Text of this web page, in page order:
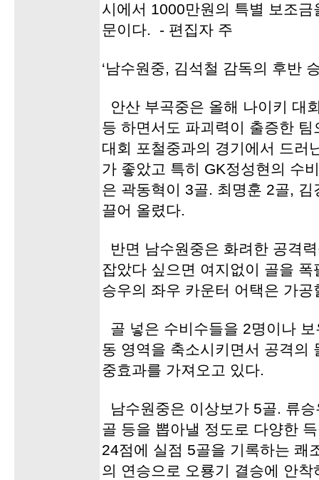
시에서 1000만원의 특별 보조
문이다. - 편집자 주
‘남수원중, 김석철 감독의 후반
안산 부곡중은 올해 나이키 대
등 하면서도 파괴력이 출증한
대회 포철중과의 경기에서 드러
가 좋았고 특히 GK정성현의 수
은 곽동혁이 3골. 최명훈 2골,
끌어 올렸다.
반면 남수원중은 화려한 공격
잡았다 싶으면 여지없이 골을
승우의 좌우 카운터 어택은 가
골 넣은 수비수들을 2명이나
동 영역을 축소시키면서 공격의
중효과를 가져오고 있다.
남수원중은 이상보가 5골. 류
골 등을 뽑아낼 정도로 다양한
24점에 실점 5골을 기록하는 쾌
의 연승으로 오룡기 결승에 안